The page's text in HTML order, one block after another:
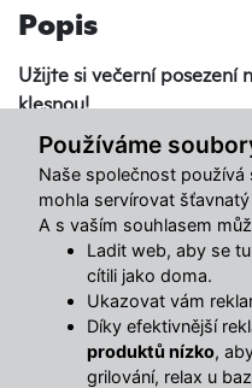
Používáme
Naše společnost
mohla servírovat
A s vaším souhlasem
Ladit web, aby se
cítili jako doma.
Ukazovat vám
Díky efektivnější
produktů nízko,
grilování, relax u
Popis
Užijte si večerní posezení
klesnou!
Plynový ohřívač
promění
místo i během
ohřevu si můžete
podzimu.
O vaši bezpečnost je
piezoelektrickým
systémem. Ten
náhodném převrhnutí